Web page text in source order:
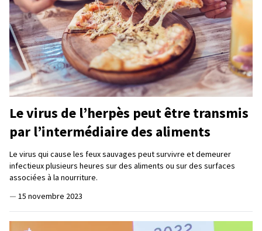
Le virus de l’herpès peut être transmis
par l’intermédiaire des aliments
Le virus qui cause les feux sauvages peut survivre et demeurer
infectieux plusieurs heures sur des aliments ou sur des surfaces
associées à la nourriture.
— 15 novembre 2023